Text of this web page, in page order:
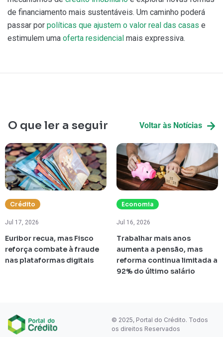
de financiamento mais sustentáveis. Um caminho poderá
passar por políticas que ajustem o valor real das casas e
estimulem uma oferta residencial mais expressiva.
O que ler a seguir Voltar às Notícias
Crédito
Jul 17, 2026
Euribor recua, mas Fisco
reforça combate à fraude
nas plataformas digitais
Economia
Jul 16, 2026
Trabalhar mais anos
aumenta a pensão, mas
reforma continua limitada a
92% do último salário
© 2025, Portal do Crédito. Todos
os direitos Reservados